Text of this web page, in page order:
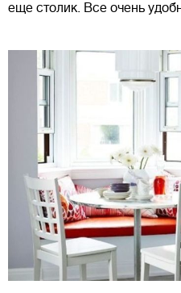
еще столик. Все очень